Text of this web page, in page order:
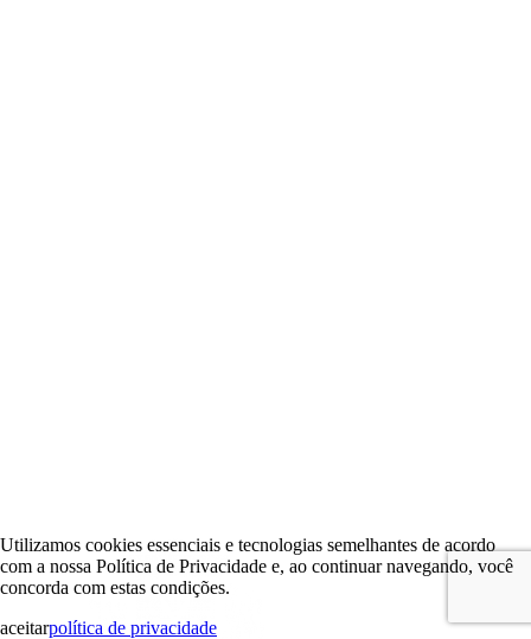
Utilizamos cookies essenciais e tecnologias semelhantes de acordo
com a nossa Política de Privacidade e, ao continuar navegando, você
concorda com estas condições.
aceitarpolítica de privacidade